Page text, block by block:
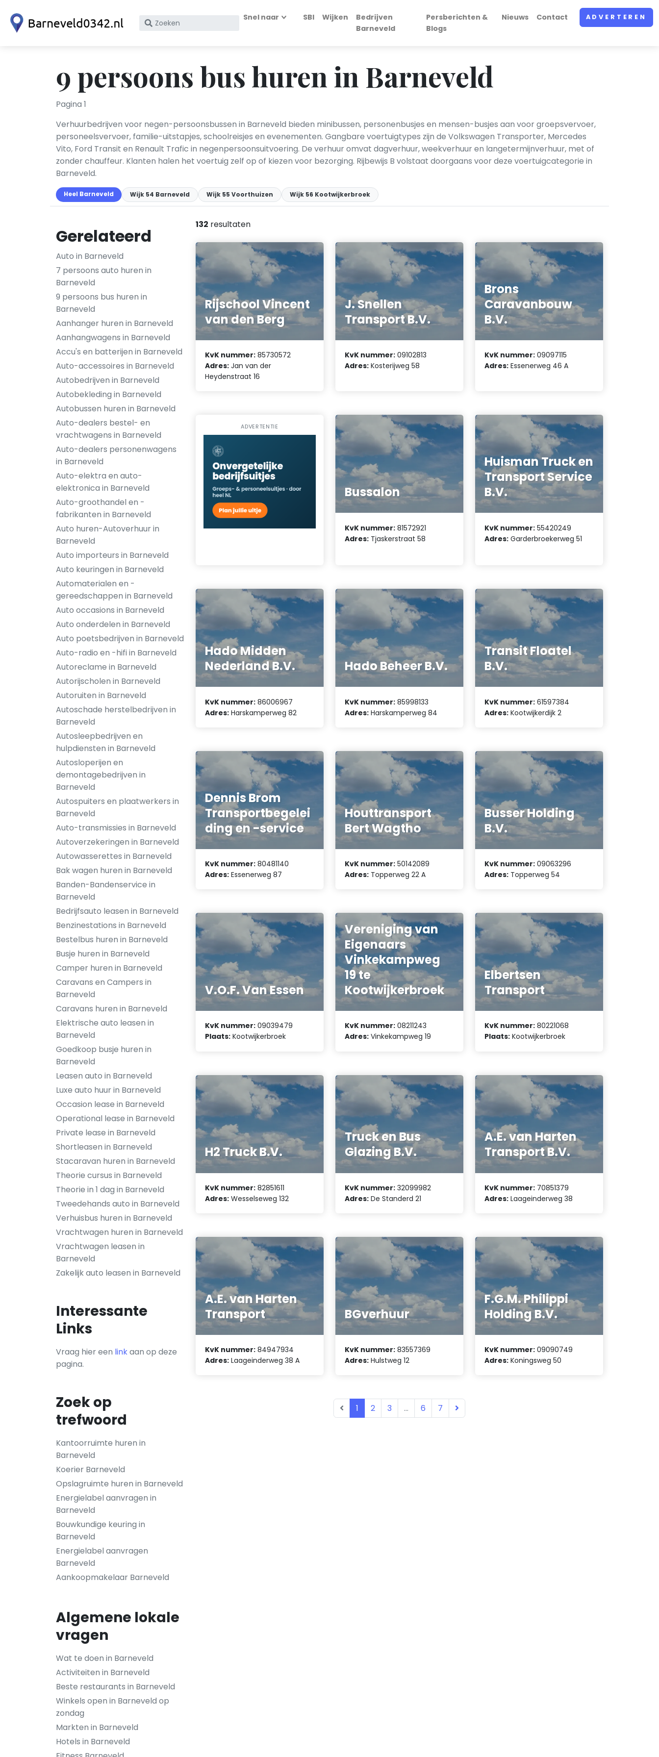
Zoek
KvK
nummer
Snel naar SBI Wijken
Bedrijven
Barneveld
Persberichten &
Blogs
Nieuws Contact ADVERTEREN
9 persoons bus huren in Barneveld
Pagina 1
Verhuurbedrijven voor negen-persoonsbussen in Barneveld bieden minibussen, personenbusjes en mensen-busjes aan voor groepsvervoer,
personeelsvervoer, familie-uitstapjes, schoolreisjes en evenementen. Gangbare voertuigtypes zijn de Volkswagen Transporter, Mercedes
Vito, Ford Transit en Renault Trafic in negenpersoonsuitvoering. De verhuur omvat dagverhuur, weekverhuur en langetermijnverhuur, met of
zonder chauffeur. Klanten halen het voertuig zelf op of kiezen voor bezorging. Rijbewijs B volstaat doorgaans voor deze voertuigcategorie in
Barneveld.
Heel Barneveld Wijk 54 Barneveld Wijk 55 Voorthuizen Wijk 56 Kootwijkerbroek
Gerelateerd
Auto in Barneveld
7 persoons auto huren in
Barneveld
9 persoons bus huren in
Barneveld
Aanhanger huren in Barneveld
Aanhangwagens in Barneveld
Accu's en batterijen in Barneveld
Auto-accessoires in Barneveld
Autobedrijven in Barneveld
Autobekleding in Barneveld
Autobussen huren in Barneveld
Auto-dealers bestel- en
vrachtwagens in Barneveld
Auto-dealers personenwagens
in Barneveld
Auto-elektra en auto-
elektronica in Barneveld
Auto-groothandel en -
fabrikanten in Barneveld
Auto huren-Autoverhuur in
Barneveld
Auto importeurs in Barneveld
Auto keuringen in Barneveld
Automaterialen en -
gereedschappen in Barneveld
Auto occasions in Barneveld
Auto onderdelen in Barneveld
Auto poetsbedrijven in Barneveld
Auto-radio en -hifi in Barneveld
Autoreclame in Barneveld
Autorijscholen in Barneveld
Autoruiten in Barneveld
Autoschade herstelbedrijven in
Barneveld
Autosleepbedrijven en
hulpdiensten in Barneveld
Autosloperijen en
demontagebedrijven in
Barneveld
Autospuiters en plaatwerkers in
Barneveld
Auto-transmissies in Barneveld
Autoverzekeringen in Barneveld
Autowasserettes in Barneveld
Bak wagen huren in Barneveld
Banden-Bandenservice in
Barneveld
Bedrijfsauto leasen in Barneveld
Benzinestations in Barneveld
Bestelbus huren in Barneveld
Busje huren in Barneveld
Camper huren in Barneveld
Caravans en Campers in
Barneveld
Caravans huren in Barneveld
Elektrische auto leasen in
Barneveld
Goedkoop busje huren in
Barneveld
Leasen auto in Barneveld
Luxe auto huur in Barneveld
Occasion lease in Barneveld
Operational lease in Barneveld
Private lease in Barneveld
Shortleasen in Barneveld
Stacaravan huren in Barneveld
Theorie cursus in Barneveld
Theorie in 1 dag in Barneveld
Tweedehands auto in Barneveld
Verhuisbus huren in Barneveld
Vrachtwagen huren in Barneveld
Vrachtwagen leasen in
Barneveld
Zakelijk auto leasen in Barneveld
Interessante
Links
Vraag hier een linkaan op deze
pagina.
Zoek op
trefwoord
Kantoorruimte huren in
Barneveld
Koerier Barneveld
Opslagruimte huren in Barneveld
Energielabel aanvragen in
Barneveld
Bouwkundige keuring in
Barneveld
Energielabel aanvragen
Barneveld
Aankoopmakelaar Barneveld
Algemene lokale
vragen
Wat te doen in Barneveld
Activiteiten in Barneveld
Beste restaurants in Barneveld
Winkels open in Barneveld op
zondag
Markten in Barneveld
Hotels in Barneveld
132 resultaten
Rijschool Vincent
van den Berg
KvK nummer: 85730572
Adres: Jan van der
Heydenstraat 16
J. Snellen
Transport B.V.
KvK nummer: 09102813
Adres: Kosterijweg 58
Brons
Caravanbouw
B.V.
KvK nummer: 09097115
Adres: Essenerweg 46 A
ADVERTENTIE
Bussalon
KvK nummer: 81572921
Adres: Tjaskerstraat 58
Huisman Truck en
Transport Service
B.V.
KvK nummer: 55420249
Adres: Garderbroekerweg 51
Hado Midden
Nederland B.V.
KvK nummer: 86006967
Adres: Harskamperweg 82
Hado Beheer B.V.
KvK nummer: 85998133
Adres: Harskamperweg 84
Transit Floatel
B.V.
KvK nummer: 61597384
Adres: Kootwijkerdijk 2
Dennis Brom
Transportbegelei
ding en -service
KvK nummer: 80481140
Adres: Essenerweg 87
Houttransport
Bert Wagtho
KvK nummer: 50142089
Adres: Topperweg 22 A
Busser Holding
B.V.
KvK nummer: 09063296
Adres: Topperweg 54
V.O.F. Van Essen
KvK nummer: 09039479
Plaats: Kootwijkerbroek
Vereniging van
Eigenaars
Vinkekampweg
19 te
Kootwijkerbroek
KvK nummer: 08211243
Adres: Vinkekampweg 19
Elbertsen
Transport
KvK nummer: 80221068
Plaats: Kootwijkerbroek
H2 Truck B.V.
KvK nummer: 82851611
Adres: Wesselseweg 132
Truck en Bus
Glazing B.V.
KvK nummer: 32099982
Adres: De Standerd 21
A.E. van Harten
Transport B.V.
KvK nummer: 70851379
Adres: Laageinderweg 38
A.E. van Harten
Transport
KvK nummer: 84947934
Adres: Laageinderweg 38 A
BGverhuur
KvK nummer: 83557369
Adres: Hulstweg 12
F.G.M. Philippi
Holding B.V.
KvK nummer: 09090749
Adres: Koningsweg 50
1 2 3 ... 6 7